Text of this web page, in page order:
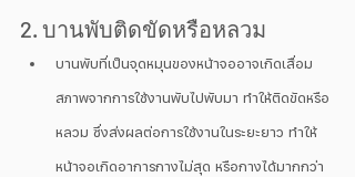
2. บานพับติดขัดหรือหลวม
บานพับที่เป็นจุดหมุนของหน้าจออาจเกิดเสื่อม
สภาพจากการใช้งานพับไปพับมา ทำให้ติดขัดหรือ
หลวม ซึ่งส่งผลต่อการใช้งานในระยะยาว ทำให้
หน้าจอเกิดอาการกางไม่สุด หรือกางได้มากกว่า